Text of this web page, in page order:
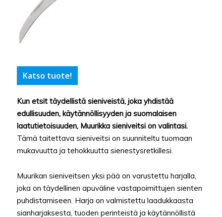
Katso tuote!
Kun etsit täydellistä sieniveistä, joka yhdistää
edullisuuden, käytännöllisyyden ja suomalaisen
laatutietoisuuden, Muurikka sieniveitsi on valintasi.
Tämä taitettava sieniveitsi on suunniteltu tuomaan
mukavuutta ja tehokkuutta sienestysretkillesi.
Muurikan sieniveitsen yksi pää on varustettu harjalla,
joka on täydellinen apuväline vastapoimittujen sienten
puhdistamiseen. Harja on valmistettu laadukkaasta
sianharjaksesta, tuoden perinteistä ja käytännöllistä